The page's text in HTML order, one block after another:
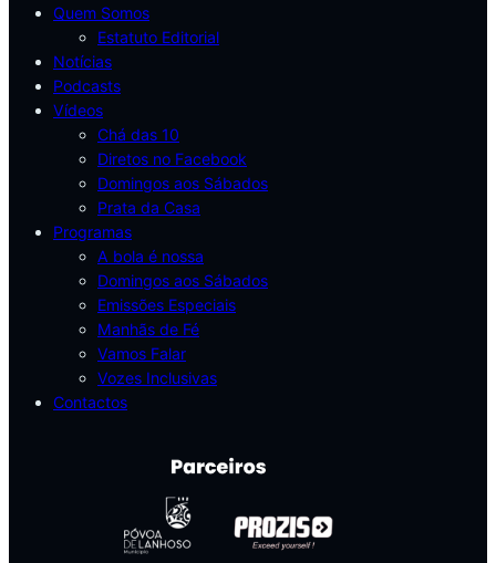
Quem Somos
Estatuto Editorial
Notícias
Podcasts
Vídeos
Chá das 10
Diretos no Facebook
Domingos aos Sábados
Prata da Casa
Programas
A bola é nossa
Domingos aos Sábados
Emissões Especiais
Manhãs de Fé
Vamos Falar
Vozes Inclusivas
Contactos